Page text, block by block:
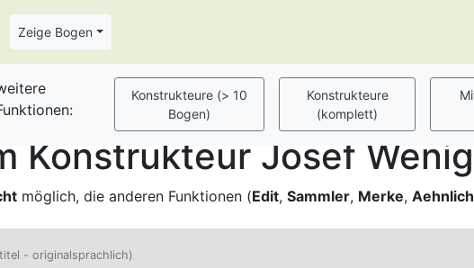
Zeige Bogen
Konstrukteur Josef Wenig
möglich, die anderen Funktionen (Edit, Sammler, Merke, Aehnlich
- originalsprachlich)